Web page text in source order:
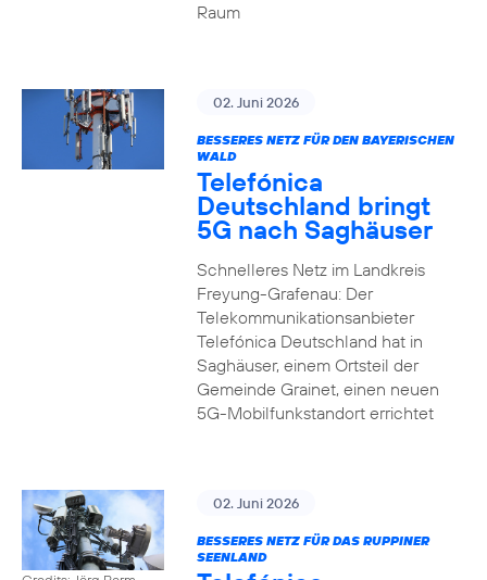
Raum
02. Juni 2026
BESSERES NETZ FÜR DEN BAYERISCHEN
WALD
Telefónica
Deutschland bringt
5G nach Saghäuser
Schnelleres Netz im Landkreis
Freyung-Grafenau: Der
Telekommunikationsanbieter
Telefónica Deutschland hat in
Saghäuser, einem Ortsteil der
Gemeinde Grainet, einen neuen
5G-Mobilfunkstandort errichtet
02. Juni 2026
BESSERES NETZ FÜR DAS RUPPINER
SEENLAND